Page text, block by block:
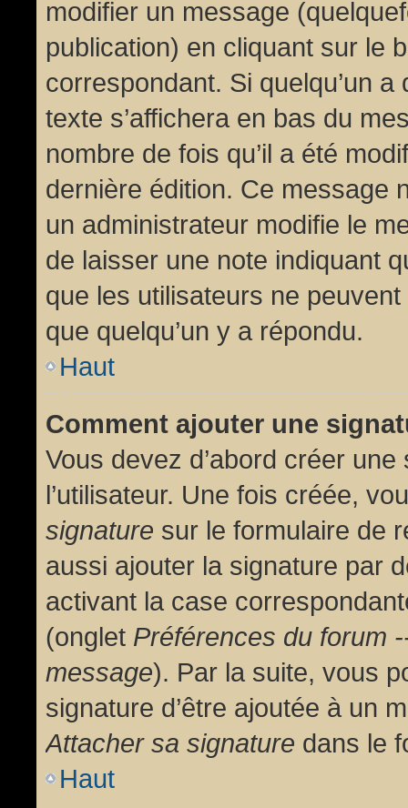
modifier un message
publication) en cliquant sur le
correspondant. Si quelqu’un
texte s’affichera en bas du
nombre de fois qu’il a été
dernière édition. Ce message
un administrateur modifie le
de laisser une note indiquant
que les utilisateurs ne
que quelqu’un y a répondu.
Haut
Comment ajouter une
Vous devez d’abord créer
l’utilisateur. Une fois créée,
signature sur le formulaire de
aussi ajouter la signature par
activant la case
(onglet Préférences du forum
message). Par la suite, vous
signature d’être ajoutée à un
Attacher sa signature dans le
Haut